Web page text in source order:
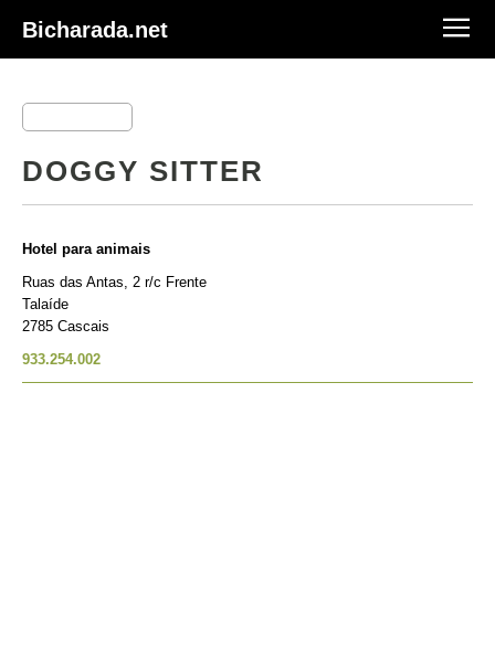
Bicharada.net
DOGGY SITTER
Hotel para animais
Ruas das Antas, 2 r/c Frente
Talaíde
2785 Cascais
933.254.002